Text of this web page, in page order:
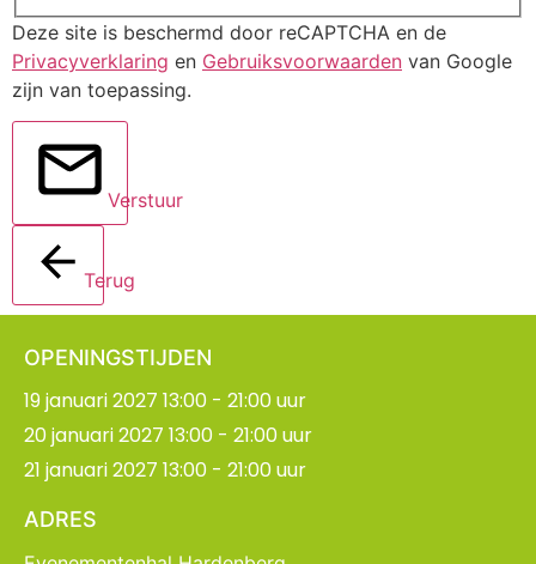
Deze site is beschermd door reCAPTCHA en de
Privacyverklaring en Gebruiksvoorwaarden van Google
zijn van toepassing.
Verstuur
Terug
OPENINGSTIJDEN
19 januari 2027 13:00 - 21:00 uur
20 januari 2027 13:00 - 21:00 uur
21 januari 2027 13:00 - 21:00 uur
ADRES